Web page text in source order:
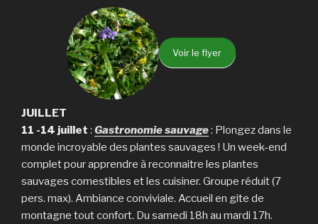
Voir le flyer
JUILLET
11 -14 juillet : Gastronomie sauvage: Plongez dans le
monde incroyable des plantes sauvages ! Un week-end
complet pour apprendre à reconnaitre les plantes
sauvages comestibles et les cuisiner. Groupe réduit (7
pers. max). Ambiance conviviale. Accueil en gite de
montagne tout confort. Du samedi 18h au mardi 17h.